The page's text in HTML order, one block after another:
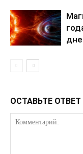
ОСТАВЬТЕ ОТВЕТ